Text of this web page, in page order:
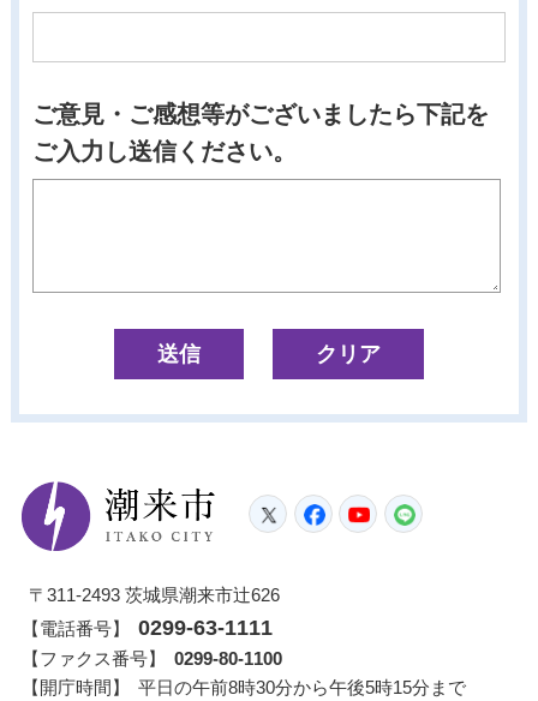
ご意見・ご感想等がございましたら下記を
ご入力し送信ください。
潮来市
TwitterFacebook
YouTube
〒311-2493 茨城県潮来市辻626
【電話番号】
0299-63-1111
【ファクス番号】
0299-80-1100
【開庁時間】
平日の午前8時30分から午後5時15分まで